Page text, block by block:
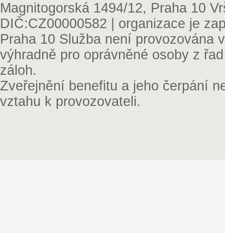
Magnitogorská 1494/12, Praha 10
DIČ:CZ00000582 | organizace je
Praha 10 Služba není provozována
výhradně pro oprávněné osoby z
záloh.
Zveřejnění benefitu a jeho čerpání
vztahu k provozovateli.